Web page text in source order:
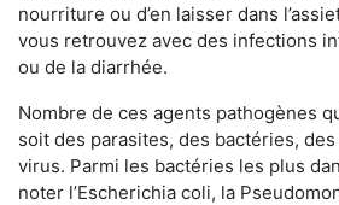
nourriture ou d’en laisser dans
vous retrouvez avec des infections
ou de la diarrhée.
Nombre de ces agents pathogènes
soit des parasites, des bactéries,
virus. Parmi les bactéries les plus
noter l’Escherichia coli, la